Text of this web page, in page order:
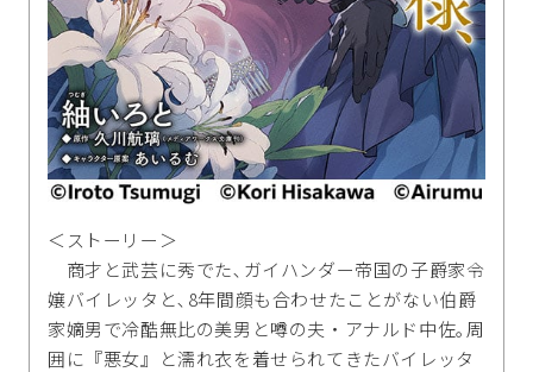
＜ストーリー＞
商才と武芸に秀でた､ガイハンダー帝国の子爵家令
嬢バイレッタと､8年間顔も合わせたことがない伯爵
家嫡男で冷酷無比の美男と噂の夫・アナルド中佐｡周
囲に『悪女』と濡れ衣を着せられてきたバイレッタ